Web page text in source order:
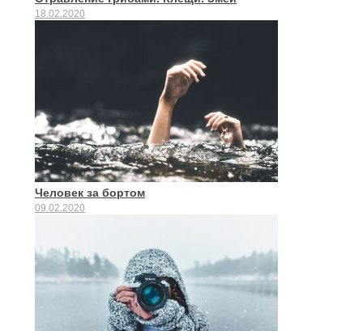
18.02.2020
Человек за бортом
09.02.2020